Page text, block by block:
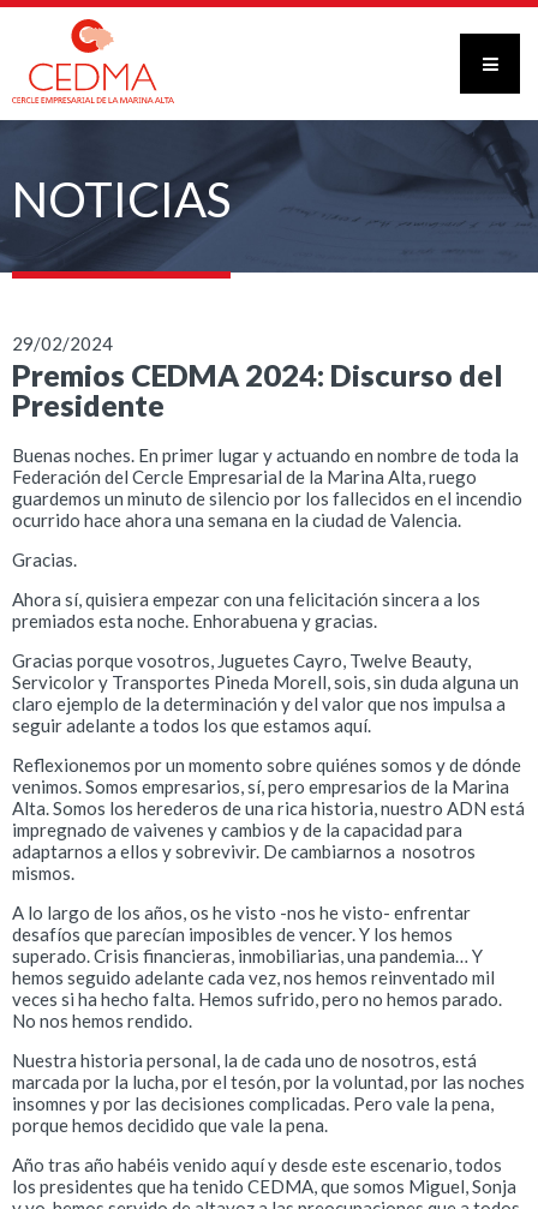
NOTICIAS
29/02/2024
Premios CEDMA 2024: Discurso del
Presidente
Buenas noches. En primer lugar y actuando en nombre de toda la
Federación del Cercle Empresarial de la Marina Alta, ruego
guardemos un minuto de silencio por los fallecidos en el incendio
ocurrido hace ahora una semana en la ciudad de Valencia.
Gracias.
Ahora sí, quisiera empezar con una felicitación sincera a los
premiados esta noche. Enhorabuena y gracias.
Gracias porque vosotros, Juguetes Cayro, Twelve Beauty,
Servicolor y Transportes Pineda Morell, sois, sin duda alguna un
claro ejemplo de la determinación y del valor que nos impulsa a
seguir adelante a todos los que estamos aquí.
Reflexionemos por un momento sobre quiénes somos y de dónde
venimos. Somos empresarios, sí, pero empresarios de la Marina
Alta. Somos los herederos de una rica historia, nuestro ADN está
impregnado de vaivenes y cambios y de la capacidad para
adaptarnos a ellos y sobrevivir. De cambiarnos a nosotros
mismos.
A lo largo de los años, os he visto -nos he visto- enfrentar
desafíos que parecían imposibles de vencer. Y los hemos
superado. Crisis financieras, inmobiliarias, una pandemia… Y
hemos seguido adelante cada vez, nos hemos reinventado mil
veces si ha hecho falta. Hemos sufrido, pero no hemos parado.
No nos hemos rendido.
Nuestra historia personal, la de cada uno de nosotros, está
marcada por la lucha, por el tesón, por la voluntad, por las noches
insomnes y por las decisiones complicadas. Pero vale la pena,
porque hemos decidido que vale la pena.
Año tras año habéis venido aquí y desde este escenario, todos
los presidentes que ha tenido CEDMA, que somos Miguel, Sonja